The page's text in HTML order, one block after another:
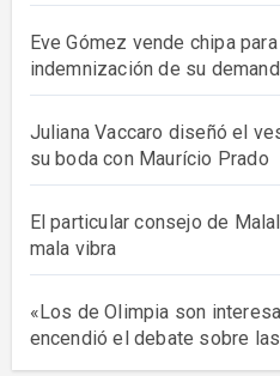
Eve Gómez vende chipa
indemnización de su
Juliana Vaccaro diseñó el
su boda con Maurício Prado
El particular consejo de
mala vibra
«Los de Olimpia son
encendió el debate sobre